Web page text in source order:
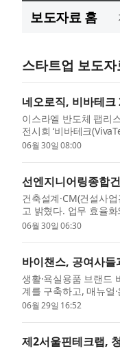
보도자료 홈
스타트업 보도자
네오로직, 비바테
이스라엘 반도체 팹리
전시회 ‘비바테크
OE...
06월 30일 08:00
선엔지니어링종합
건축설계·CM(건설사
고 밝혔다. 업무 효율
지 운...
06월 30일 06:30
바이챈스, 공여사들
생활·욕실용품 브랜드
계를 구축하고, 매뉴얼
케...
06월 29일 16:52
제2서울핀테크랩,